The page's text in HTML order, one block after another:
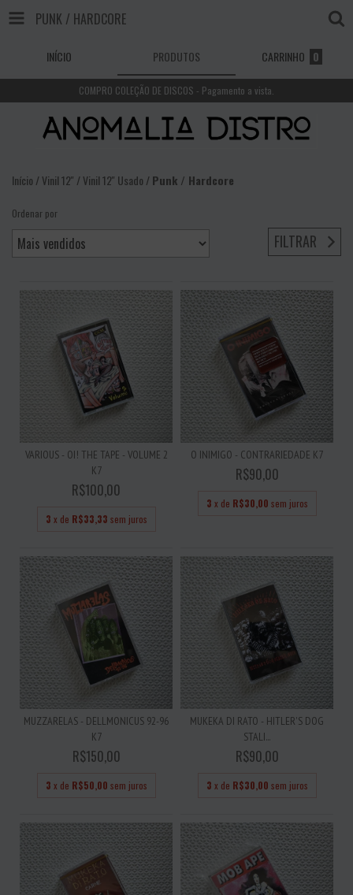
PUNK / HARDCORE
INÍCIO PRODUTOS CARRINHO 0
COMPRO COLEÇÃO DE DISCOS - Pagamento a vista.
Início /Vinil 12'' /Vinil 12'' Usado /Punk / Hardcore
Ordenar por
FILTRAR
VARIOUS - OI! THE TAPE - VOLUME 2
K7
R$100,00
3 x de R$33,33 sem juros
O INIMIGO - CONTRARIEDADE K7
R$90,00
3 x de R$30,00 sem juros
MUZZARELAS - DELLMONICUS 92-96
K7
R$150,00
3 x de R$50,00 sem juros
MUKEKA DI RATO - HITLER'S DOG
STALI...
R$90,00
3 x de R$30,00 sem juros